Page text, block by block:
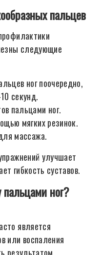
пальцев
следующие
ног поочередно,
секунд.
пальцами ног.
мягких резинок.
массажа.
улучшает
гибкость суставов.
ног?
является
или воспаления